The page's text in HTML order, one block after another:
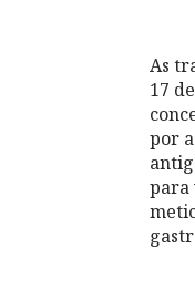
As
17
por
para